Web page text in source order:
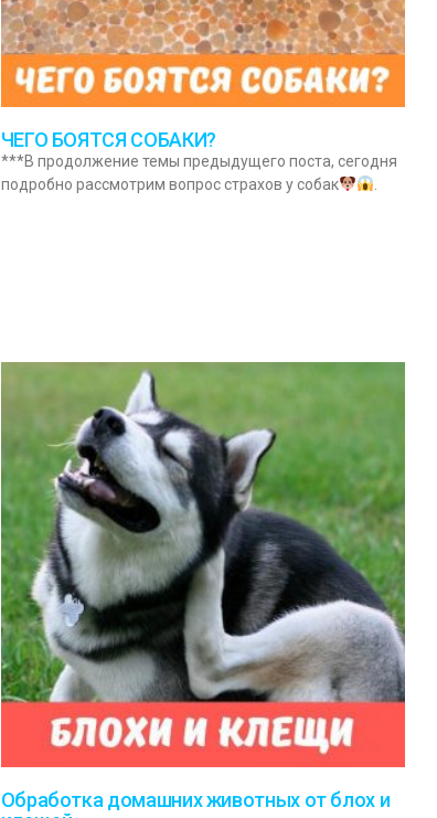
ЧЕГО БОЯТСЯ СОБАКИ?
***В продолжение темы предыдущего поста, сегодня
подробно рассмотрим вопрос страхов у собак
Обработка домашних животных от блох и